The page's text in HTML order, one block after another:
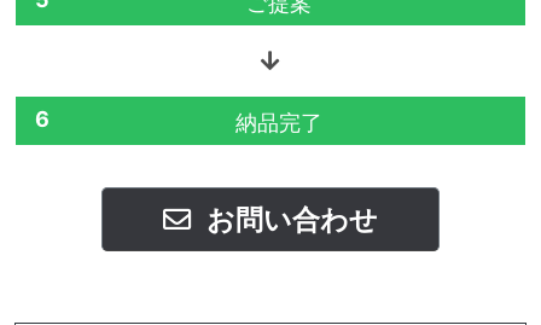
6 納品完了
お問い合わせ